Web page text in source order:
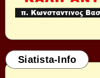
Siatista-Info